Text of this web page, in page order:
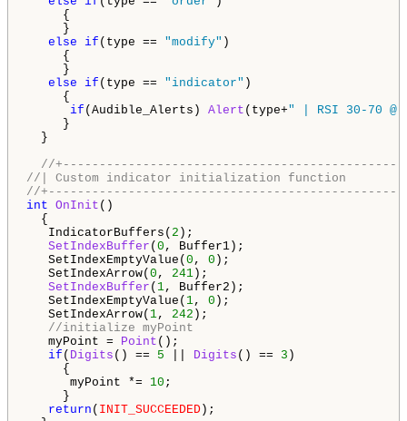
{
}
else
if (type == "modify" )
{
}
else
if (type == "indicator" )
{
if (Audible_Alerts) Alert (type+" | RSI 30-70 @
}
}
//
//| Custom indicator initialization function
//
int OnInit ()
{
IndicatorBuffers( 2 );
SetIndexBuffer (0 , Buffer1);
SetIndexEmptyValue(0 , 0 );
SetIndexArrow(0 , 241);
SetIndexBuffer ( 1, Buffer2);
SetIndexEmptyValue( 1, 0 );
SetIndexArrow( 1, 242 );
//initialize myPoint
myPoint = Point ();
if ( Digits () == 5 Digits () == 3 )
{
myPoint *= 10 ;
}
return ( INIT_SUCCEEDED);